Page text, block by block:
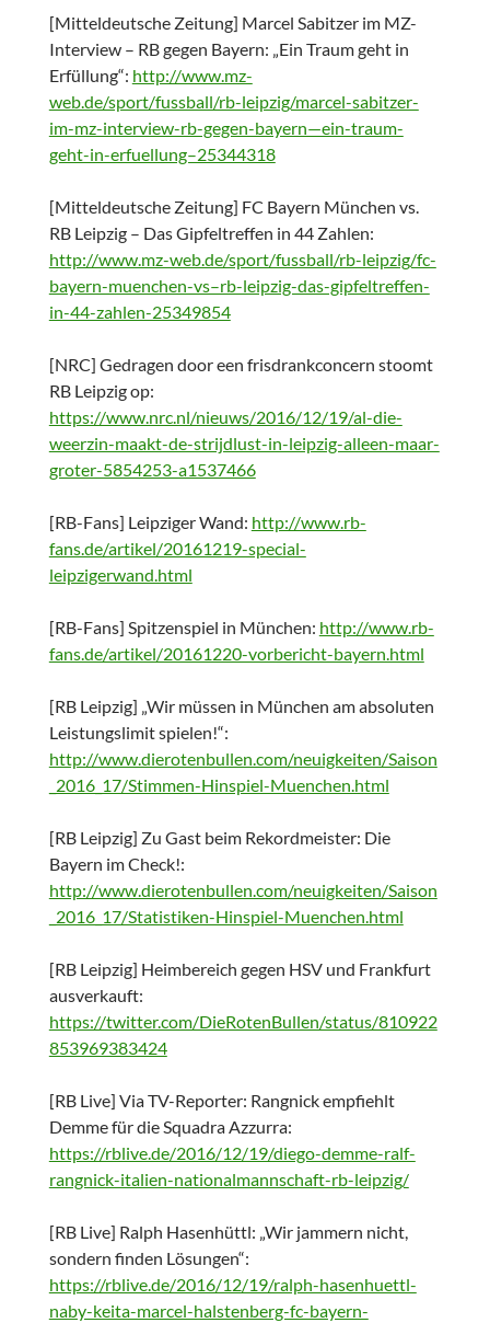
[Mitteldeutsche Zeitung] Marcel Sabitzer im MZ-
Interview – RB gegen Bayern: „Ein Traum geht in
Erfüllung“: http://www.mz-
web.de/sport/fussball/rb-leipzig/marcel-sabitzer-
im-mz-interview-rb-gegen-bayern—ein-traum-
geht-in-erfuellung–25344318
[Mitteldeutsche Zeitung] FC Bayern München vs.
RB Leipzig – Das Gipfeltreffen in 44 Zahlen:
http://www.mz-web.de/sport/fussball/rb-leipzig/fc-
bayern-muenchen-vs–rb-leipzig-das-gipfeltreffen-
in-44-zahlen-25349854
[NRC] Gedragen door een frisdrankconcern stoomt
RB Leipzig op:
https://www.nrc.nl/nieuws/2016/12/19/al-die-
weerzin-maakt-de-strijdlust-in-leipzig-alleen-maar-
groter-5854253-a1537466
[RB-Fans] Leipziger Wand: http://www.rb-
fans.de/artikel/20161219-special-
leipzigerwand.html
[RB-Fans] Spitzenspiel in München: http://www.rb-
fans.de/artikel/20161220-vorbericht-bayern.html
[RB Leipzig] „Wir müssen in München am absoluten
Leistungslimit spielen!“:
http://www.dierotenbullen.com/neuigkeiten/Saison
_2016_17/Stimmen-Hinspiel-Muenchen.html
[RB Leipzig] Zu Gast beim Rekordmeister: Die
Bayern im Check!:
http://www.dierotenbullen.com/neuigkeiten/Saison
_2016_17/Statistiken-Hinspiel-Muenchen.html
[RB Leipzig] Heimbereich gegen HSV und Frankfurt
ausverkauft:
https://twitter.com/DieRotenBullen/status/810922
853969383424
[RB Live] Via TV-Reporter: Rangnick empfiehlt
Demme für die Squadra Azzurra:
https://rblive.de/2016/12/19/diego-demme-ralf-
rangnick-italien-nationalmannschaft-rb-leipzig/
[RB Live] Ralph Hasenhüttl: „Wir jammern nicht,
sondern finden Lösungen“:
https://rblive.de/2016/12/19/ralph-hasenhuettl-
naby-keita-marcel-halstenberg-fc-bayern-